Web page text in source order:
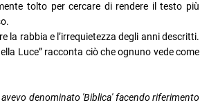
tolto per cercare di rendere il testo più
la rabbia e l’irrequietezza degli anni descritti.
Luce” racconta ciò che ognuno vede come
denominato 'Biblica' facendo riferimento